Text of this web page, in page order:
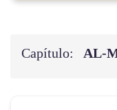
Capítulo: